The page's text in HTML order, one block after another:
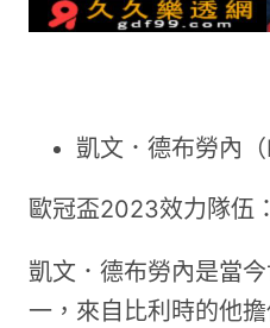
凱文．德布勞內
歐冠盃2023效力隊伍
凱文．德布勞內是當
一，來自比利時的他